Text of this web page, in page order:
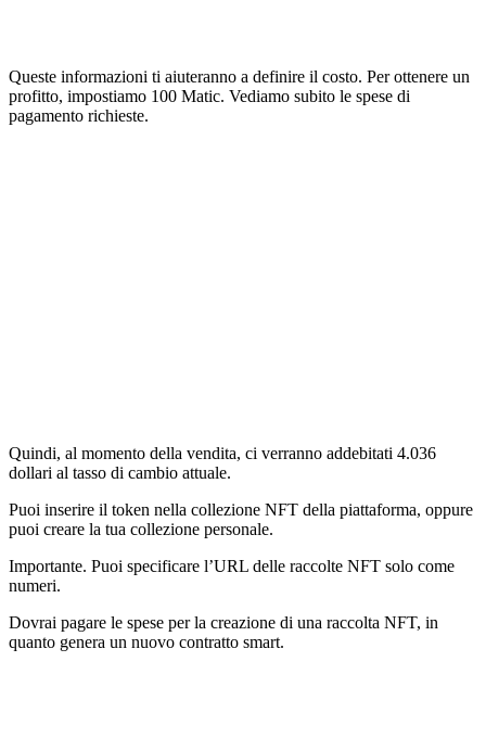
Queste informazioni ti aiuteranno a definire il costo. Per ottenere un
profitto, impostiamo 100 Matic. Vediamo subito le spese di
pagamento richieste.
Quindi, al momento della vendita, ci verranno addebitati 4.036
dollari al tasso di cambio attuale.
Puoi inserire il token nella collezione NFT della piattaforma, oppure
puoi creare la tua collezione personale.
Importante. Puoi specificare l’URL delle raccolte NFT solo come
numeri.
Dovrai pagare le spese per la creazione di una raccolta NFT, in
quanto genera un nuovo contratto smart.